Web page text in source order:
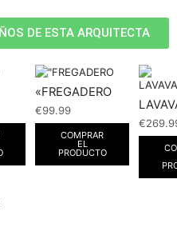
DE ESTA ARQUITECTA
«FREGADERO
€99.99
COMPRAR
EL
PRODUCTO
€